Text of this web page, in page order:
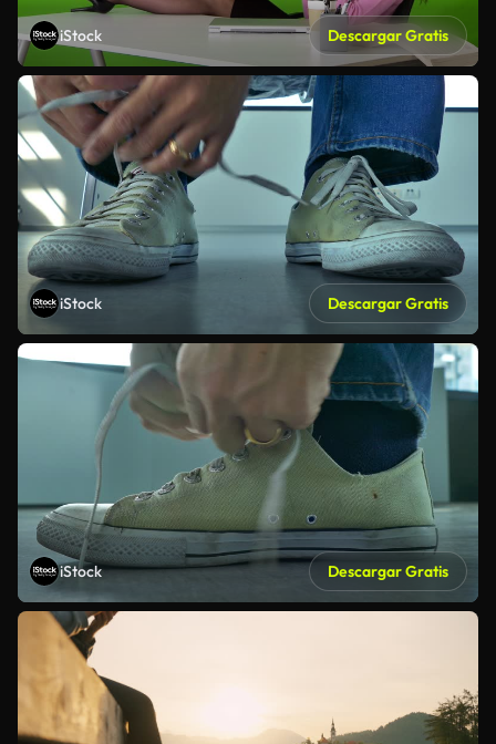
iStock Descargar Gratis
iStock Descargar Gratis
iStock Descargar Gratis